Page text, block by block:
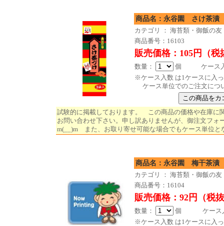
商品名：永谷園 さけ茶漬
カテゴリ ： 海苔類・御飯の友
商品番号：16103
販売価格：105円（税
数量：
個 ケース入
※ケース入数 は1ケースに入
ケース単位でのご注文につ
試験的に掲載しております。 この商品の価格や在庫に
お問い合わせ下さい。申し訳ありませんが、御注文フォ
m(__)m また、お取り寄せ可能な場合でもケース単位と
商品名：永谷園 梅干茶漬
カテゴリ ： 海苔類・御飯の友
商品番号：16104
販売価格：92円（税
数量：
個 ケース入
※ケース入数 は1ケースに入